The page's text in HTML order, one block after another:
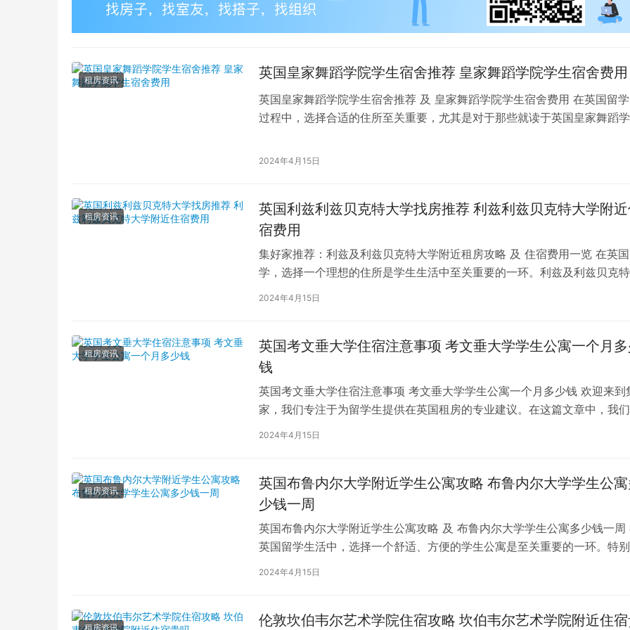
租房资讯 英国皇家舞蹈学院学生宿舍推荐 皇家舞蹈学院学生宿舍费用
英国皇家舞蹈学院学生宿舍推荐 及 皇家舞蹈学院学生宿舍费用 在英国留
过程中，选择合适的住所至关重要，尤其是对于那些就读于英国皇家舞蹈学
2024年4月15日
租房资讯
英国利兹利兹贝克特大学找房推荐 利兹利兹贝克特大学附
宿费用
集好家推荐：利兹及利兹贝克特大学附近租房攻略 及 住宿费用一览 在英
学，选择一个理想的住所是学生生活中至关重要的一环。利兹及利兹贝克特
学（以下简称利兹贝大）作为英国一所卓越的…
2024年4月15日
租房资讯
英国考文垂大学住宿注意事项 考文垂大学学生公寓一个月
钱
英国考文垂大学住宿注意事项 考文垂大学学生公寓一个月多少钱 欢迎来到
家，我们专注于为留学生提供在英国租房的专业建议。在这篇文章中，我们
深入探讨英国考文垂大学住宿的注意事项，以…
2024年4月15日
租房资讯
英国布鲁内尔大学附近学生公寓攻略 布鲁内尔大学学生公寓
少钱一周
英国布鲁内尔大学附近学生公寓攻略 及 布鲁内尔大学学生公寓多少钱一周
英国留学生活中，选择一个舒适、方便的学生公寓是至关重要的一环。特别
2024年4月15日
租房资讯 伦敦坎伯韦尔艺术学院住宿攻略 坎伯韦尔艺术学院附近住